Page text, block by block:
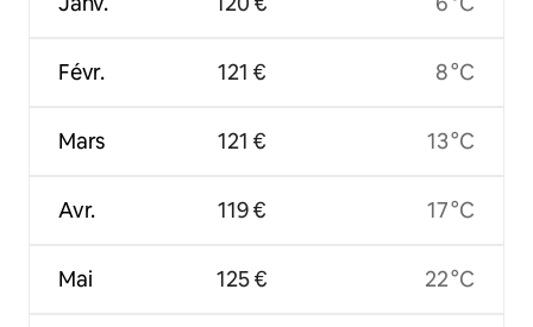
Févr.
Mars
Avr.
Mai
121 €
121 €
119 €
125 €
8 °C
13 °C
17 °C
22 °C